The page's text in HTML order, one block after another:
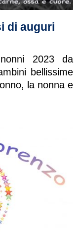
di auguri
2023 da
bellissime
la nonna e